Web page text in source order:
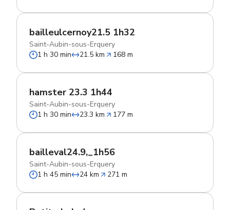
bailleulcernoy21.5 1h32
Saint-Aubin-sous-Erquery
1 h 30 min
21.5 km 168 m
hamster 23.3 1h44
Saint-Aubin-sous-Erquery
1 h 30 min
23.3 km 177 m
bailleval24.9,_1h56
Saint-Aubin-sous-Erquery
1 h 45 min
24 km 271 m